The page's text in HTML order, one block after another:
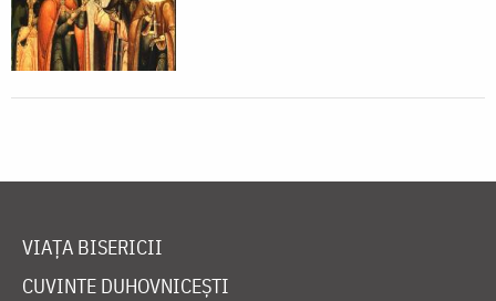
VIAȚA BISERICII
CUVINTE DUHOVNICEȘTI